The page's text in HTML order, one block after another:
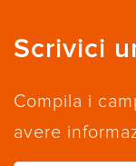
Scrivici
Compila i
avere